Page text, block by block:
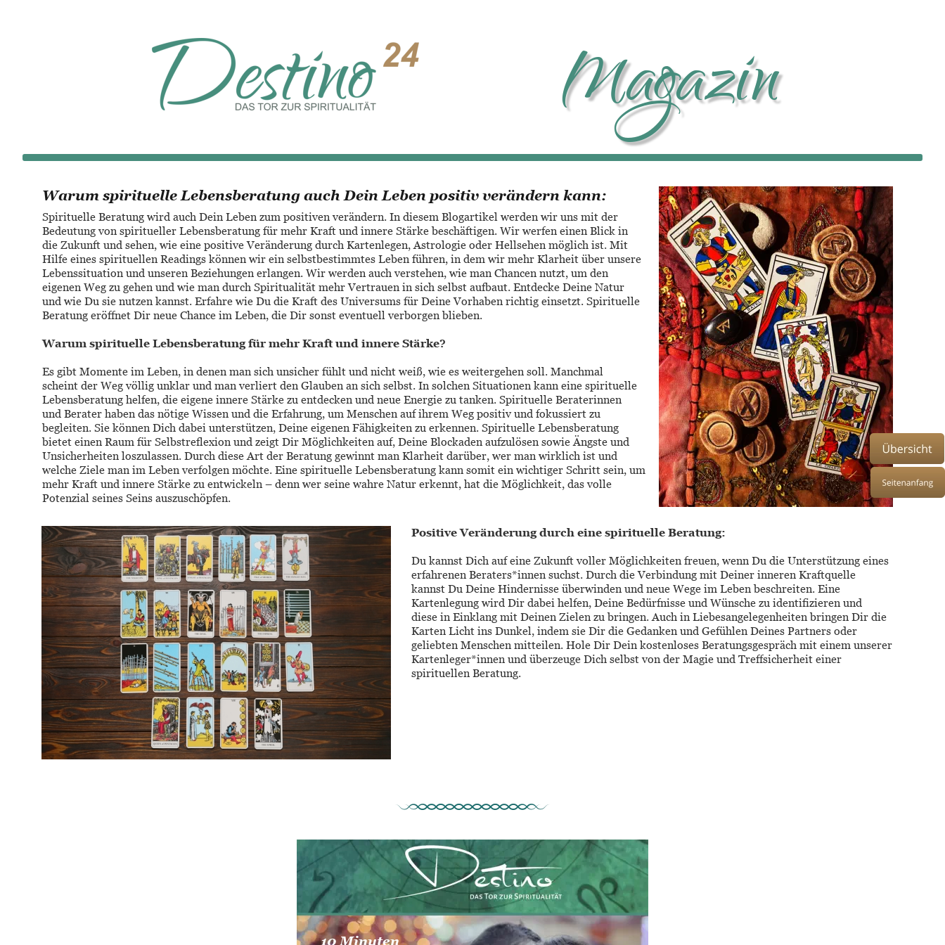
Warum spirituelle Lebensberatung auch Dein Leben positiv verändern kann:
Spirituelle Beratung wird auch Dein Leben zum positiven verändern. In diesem Blogartikel werden wir uns mit der
Bedeutung von spiritueller Lebensberatung für mehr Kraft und innere Stärke beschäftigen. Wir werfen einen Blick in
die Zukunft und sehen, wie eine positive Veränderung durch Kartenlegen, Astrologie oder Hellsehen möglich ist. Mit
Hilfe eines spirituellen Readings können wir ein selbstbestimmtes Leben führen, in dem wir mehr Klarheit über unsere
Lebenssituation und unseren Beziehungen erlangen. Wir werden auch verstehen, wie man Chancen nutzt, um den
eigenen Weg zu gehen und wie man durch Spiritualität mehr Vertrauen in sich selbst aufbaut. Entdecke Deine Natur
und wie Du sie nutzen kannst. Erfahre wie Du die Kraft des Universums für Deine Vorhaben richtig einsetzt. Spirituelle
Beratung eröffnet Dir neue Chance im Leben, die Dir sonst eventuell verborgen blieben.
Warum spirituelle Lebensberatung für mehr Kraft und innere Stärke?
Es gibt Momente im Leben, in denen man sich unsicher fühlt und nicht weiß, wie es weitergehen soll. Manchmal
scheint der Weg völlig unklar und man verliert den Glauben an sich selbst. In solchen Situationen kann eine spirituelle
Lebensberatung helfen, die eigene innere Stärke zu entdecken und neue Energie zu tanken. Spirituelle Beraterinnen
und Berater haben das nötige Wissen und die Erfahrung, um Menschen auf ihrem Weg positiv und fokussiert zu
begleiten. Sie können Dich dabei unterstützen, Deine eigenen Fähigkeiten zu erkennen. Spirituelle Lebensberatung
bietet einen Raum für Selbstreflexion und zeigt Dir Möglichkeiten auf, Deine Blockaden aufzulösen sowie Ängste und
Unsicherheiten loszulassen. Durch diese Art der Beratung gewinnt man Klarheit darüber, wer man wirklich ist und
welche Ziele man im Leben verfolgen möchte. Eine spirituelle Lebensberatung kann somit ein wichtiger Schritt sein, um
mehr Kraft und innere Stärke zu entwickeln – denn wer seine wahre Natur erkennt, hat die Möglichkeit, das volle
Potenzial seines Seins auszuschöpfen.
Positive Veränderung durch eine spirituelle Beratung:
Du kannst Dich auf eine Zukunft voller Möglichkeiten freuen, wenn Du die Unterstützung eines
erfahrenen Beraters*innen suchst. Durch die Verbindung mit Deiner inneren Kraftquelle
kannst Du Deine Hindernisse überwinden und neue Wege im Leben beschreiten. Eine
Kartenlegung wird Dir dabei helfen, Deine Bedürfnisse und Wünsche zu identifizieren und
diese in Einklang mit Deinen Zielen zu bringen. Auch in Liebesangelegenheiten bringen Dir die
Karten Licht ins Dunkel, indem sie Dir die Gedanken und Gefühlen Deines Partners oder
geliebten Menschen mitteilen. Hole Dir Dein kostenloses Beratungsgespräch mit einem unserer
Kartenleger*innen und überzeuge Dich selbst von der Magie und Treffsicherheit einer
spirituellen Beratung.
10 Minuten
Magazin